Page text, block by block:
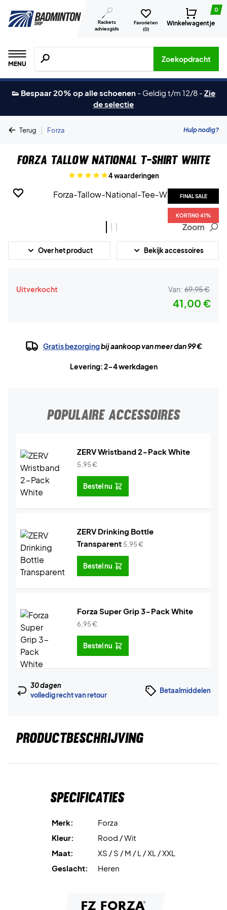
Rackets
adviesgids
Favorieten
(0)
0
Winkelwagentje
MENU
Zoeken naar producten, merken etc.
Zoekopdracht
👟 Bespaar 20% op alle schoenen - Geldig t/m 12/8 -Zie
de selectie
Terug | Forza Hulp nodig?
Forza Tallow National T-shirt White
4 waarderingen
FINAL SALE
KORTING 41%
FINAL SALE
KORTING 41%
FINAL SALE
KORTING 41%
Zoom
Over het product Bekijk accessoires
Uitverkocht Van: 69,95 €
41,00 €
Gratis bezorgingbij aankoop van meer dan 99 €
Levering: 2-4 werkdagen
POPULAIRE ACCESSOIRES
ZERV Wristband 2-Pack White
5,95€
Bestel nu
ZERV Drinking Bottle
Transparent 5,95€
Bestel nu
Forza Super Grip 3-Pack White
6,95€
Bestel nu
30 dagen
volledig recht van retour
Betaalmiddelen
PRODUCTBESCHRIJVING
Specificaties
Merk:
Forza
Kleur:
Rood / Wit
Maat:
XS / S / M / L / XL / XXL
Geslacht:
Heren